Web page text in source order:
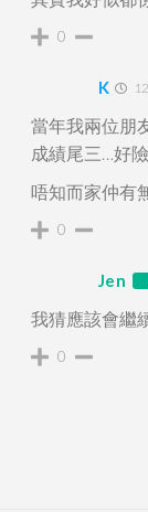
0
K
當年我兩位朋
成績尾三…好險
唔知而家仲有
0
Jen
我猜應該會繼
0